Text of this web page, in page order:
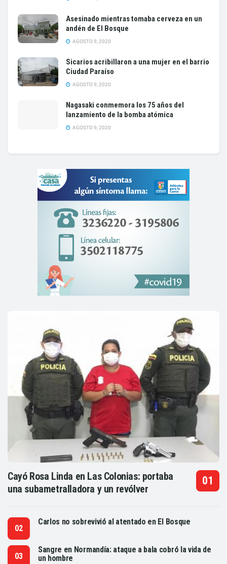
Asesinado mientras tomaba cerveza en un
andén de El Bosque
AGOSTO 9, 2020
Sicarios acribillaron a una mujer en el barrio
Ciudad Paraíso
AGOSTO 9, 2020
Nagasaki conmemora los 75 años del
lanzamiento de la bomba atómica
AGOSTO 9, 2020
Cayó Rosa Linda en Las Colonias: portaba
una subametralladora y un revólver
Carlos no sobrevivió al atentado en El Bosque
Sangre en Normandía: ataque a bala cobró la vida de
un hombre